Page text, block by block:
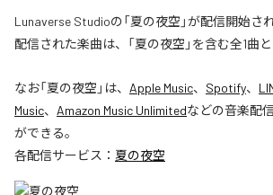
Lunaverse Studioの「夏の夜空」が配信開始さ
配信された楽曲は、「夏の夜空」を含む全1曲と
なお「夏の夜空 」は、 Apple Music、 Spotify、
Music、 Amazon Music Unlimitedなどの音楽配
ができる。
各配信サービス： 夏の夜空